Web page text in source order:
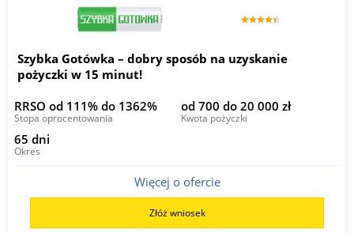
Szybka Gotówka – dobry sposób na uzyskanie
pożyczki w 15 minut!
RRSO od 111% do 1362%
Stopa oprocentowania
od 700 do 20 000 zł
Kwota pożyczki
65 dni
Okres
Więcej o ofercie
Złóż wniosek